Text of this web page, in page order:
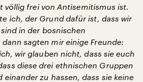
völlig frei von Antisemitismus ist.
ich, der Grund dafür ist, dass wir
in der bosnischen
sagten mir einige Freunde:
wir glauben nicht, dass sie euch
diese drei ethnischen Gruppen
zu hassen, dass sie keine